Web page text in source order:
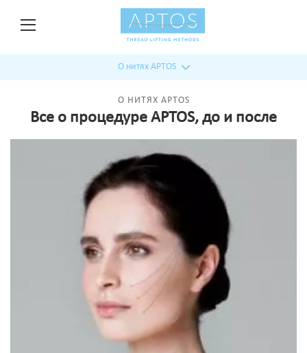
О нитях APTOS
О НИТЯХ APTOS
Все о процедуре APTOS, до и после